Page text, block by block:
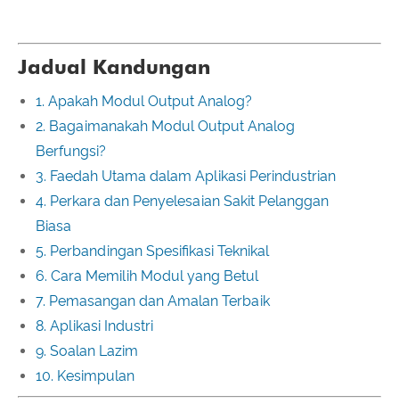
Jadual Kandungan
1. Apakah Modul Output Analog?
2. Bagaimanakah Modul Output Analog
Berfungsi?
3. Faedah Utama dalam Aplikasi Perindustrian
4. Perkara dan Penyelesaian Sakit Pelanggan
Biasa
5. Perbandingan Spesifikasi Teknikal
6. Cara Memilih Modul yang Betul
7. Pemasangan dan Amalan Terbaik
8. Aplikasi Industri
9. Soalan Lazim
10. Kesimpulan